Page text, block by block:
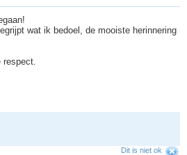
wat ik bedoel, de mooiste herinnering
Dit is niet ok